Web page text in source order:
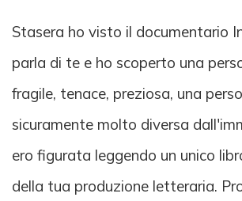
Stasera ho visto il documentario
parla di te e ho scoperto una
fragile, tenace, preziosa, una
sicuramente molto diversa
ero figurata leggendo un unico
della tua produzione letteraria.